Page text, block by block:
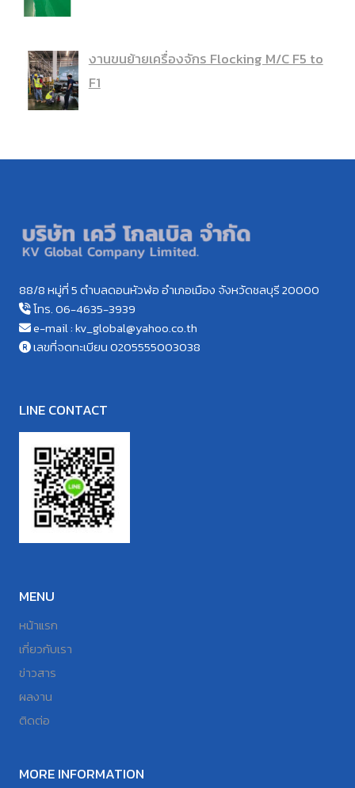
งานขนย้ายเครื่องจักร Flocking M/C F5 to
F1
88/8 หมู่ที่ 5 ตำบลดอนหัวฬ่อ อำเภอเมือง จังหวัดชลบุรี 20000
โทร. 06-4635-3939
e-mail : kv_global@yahoo.co.th
เลขที่จดทะเบียน 0205555003038
LINE CONTACT
MENU
หน้าแรก
เกี่ยวกับเรา
ข่าวสาร
ผลงาน
ติดต่อ
MORE INFORMATION